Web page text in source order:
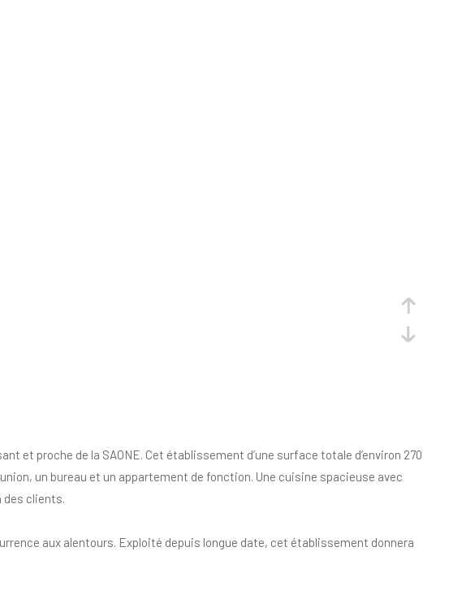
et proche de la SAONE. Cet établissement d’une surface totale d’environ 270
un bureau et un appartement de fonction. Une cuisine spacieuse avec
des clients.
aux alentours. Exploité depuis longue date, cet établissement donnera